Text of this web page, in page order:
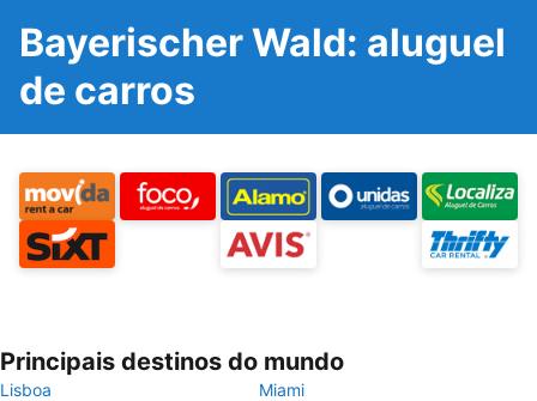
Bayerischer Wald: aluguel
de carros
Principais destinos do mundo
Lisboa
Miami